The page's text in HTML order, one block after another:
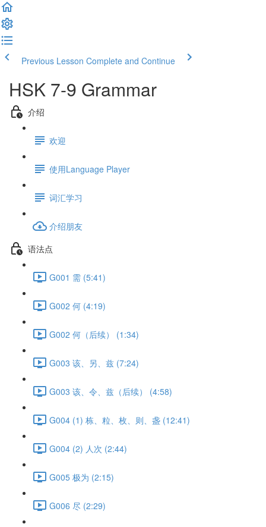
Previous Lesson Complete and Continue
HSK 7-9 Grammar
介绍
欢迎
使用Language Player
词汇学习
介绍朋友
语法点
G001 需 (5:41)
G002 何 (4:19)
G002 何（后续） (1:34)
G003 该、另、兹 (7:24)
G003 该、令、兹（后续） (4:58)
G004 (1) 栋、粒、枚、则、盏 (12:41)
G004 (2) 人次 (2:44)
G005 极为 (2:15)
G006 尽 (2:29)